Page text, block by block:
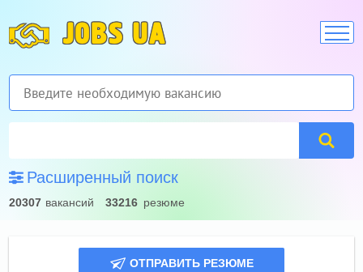
JOBS UA
Расширенный поиск
20307 вакансий 33216 резюме
ОТПРАВИТЬ РЕЗЮМЕ